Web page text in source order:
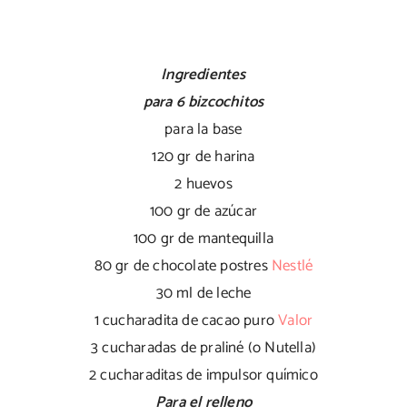
Ingredientes
para 6 bizcochitos
para la base
120 gr de harina
2 huevos
100 gr de azúcar
100 gr de mantequilla
80 gr de chocolate postresNestlé
30 ml de leche
1 cucharadita de cacao puroValor
3 cucharadas de praliné (o Nutella)
2 cucharaditas de impulsor químico
Para el relleno